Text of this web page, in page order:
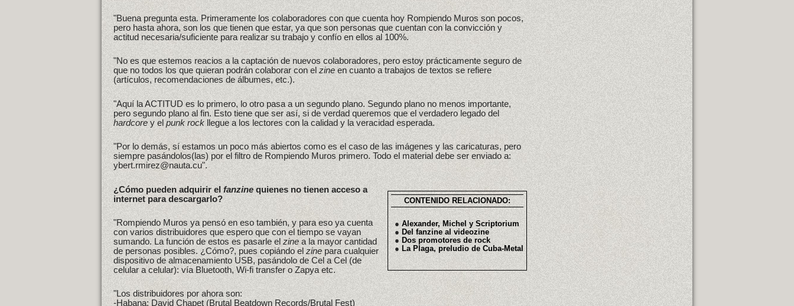
"Buena pregunta esta. Primeramente los colaboradores con que cuenta hoy Rompiendo Muros son pocos,
pero hasta ahora, son los que tienen que estar, ya que son personas que cuentan con la convicción y
actitud necesaria/suficiente para realizar su trabajo y confío en ellos al 100%.
"No es que estemos reacios a la captación de nuevos colaboradores, pero estoy prácticamente seguro de
que no todos los que quieran podrán colaborar con elzineen cuanto a trabajos de textos se refiere
(artículos, recomendaciones de álbumes, etc.).
"Aquí la ACTITUD es lo primero, lo otro pasa a un segundo plano. Segundo plano no menos importante,
pero segundo plano al fin. Esto tiene que ser así, si de verdad queremos que el verdadero legado del
hardcorey elpunk rockllegue a los lectores con la calidad y la veracidad esperada.
"Por lo demás, sí estamos un poco más abiertos como es el caso de las imágenes y las caricaturas, pero
siempre pasándolos(las) por el filtro de Rompiendo Muros primero. Todo el material debe ser enviado a:
ybert.rmirez@nauta.cu".
CONTENIDO RELACIONADO:
●Alexander, Michel y Scriptorium
● Del fanzine al videozine
●Dos promotores de rock
● La Plaga, preludio de Cuba-Metal
¿Cómo pueden adquirir elfanzinequienes no tienen acceso a
internet para descargarlo?
"Rompiendo Muros ya pensó en eso también, y para eso ya cuenta
con varios distribuidores que espero que con el tiempo se vayan
sumando. La función de estos es pasarle elzinea la mayor cantidad
de personas posibles. ¿Cómo?, pues copiándo elzinepara cualquier
dispositivo de almacenamiento USB, pasándolo de Cel a Cel (de
celular a celular): vía Bluetooth, Wi-fi transfer o Zapya etc.
"Los distribuidores por ahora son:
-Habana: David Chapet (Brutal Beatdown Records/Brutal Fest)